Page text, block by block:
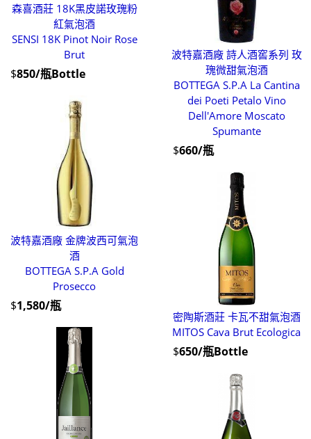
森喜酒莊 18K黑皮諾玫瑰粉
紅氣泡酒
SENSI 18K Pinot Noir Rose
Brut
$850/瓶Bottle
波特嘉酒廠 詩人酒窖系列 玫
瑰微甜氣泡酒
BOTTEGA S.P.A La Cantina
dei Poeti Petalo Vino
Dell'Amore Moscato
Spumante
$660/瓶
波特嘉酒廠 金牌波西可氣泡
酒
BOTTEGA S.P.A Gold
Prosecco
$1,580/瓶
密陶斯酒莊 卡瓦不甜氣泡酒
MITOS Cava Brut Ecologica
$650/瓶Bottle